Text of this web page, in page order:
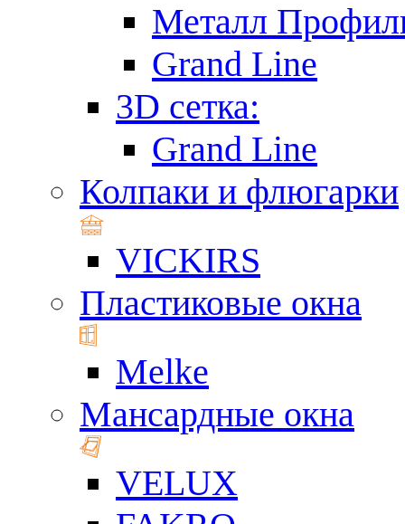
Металл
Grand Line
3D сетка:
Grand Line
Колпаки и флюгарки
VICKIRS
Пластиковые окна
Melke
Мансардные окна
VELUX